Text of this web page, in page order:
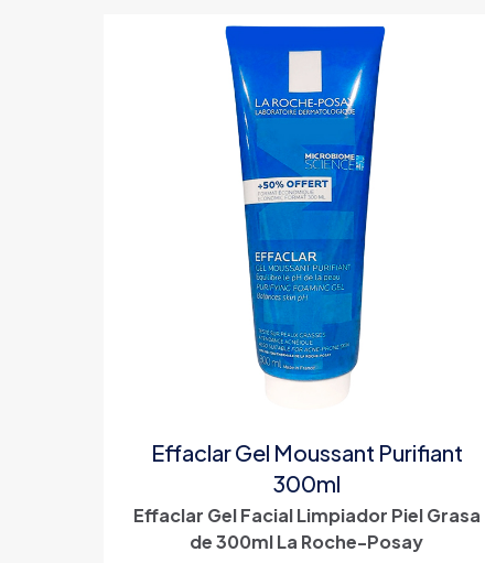
Effaclar Gel Moussant Purifiant
300ml
Effaclar Gel Facial Limpiador Piel Grasa
de 300ml La Roche-Posay